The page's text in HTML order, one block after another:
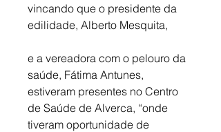
vincando que o presidente da
edilidade, Alberto Mesquita,
e a vereadora com o pelouro da
saúde, Fátima Antunes,
estiveram presentes no Centro
de Saúde de Alverca, “onde
tiveram oportunidade de